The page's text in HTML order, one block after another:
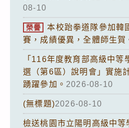
08-10
榮譽
本校跆拳道隊參加韓
賽，成績優異，全體師生賀
「116年度教育部高級中等
選（第6區）說明會」實施
踴躍參加。 2026-08-10
(無標題)2026-08-10
檢送桃園市立陽明高級中